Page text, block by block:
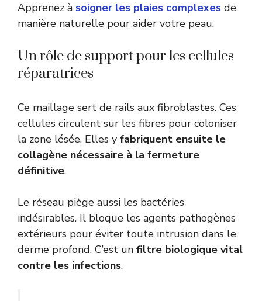
Apprenez à soigner les plaies complexes de
manière naturelle pour aider votre peau.
Un rôle de support pour les cellules
réparatrices
Ce maillage sert de rails aux fibroblastes. Ces
cellules circulent sur les fibres pour coloniser
la zone lésée. Elles y fabriquent ensuite le
collagène nécessaire à la fermeture
définitive.
Le réseau piège aussi les bactéries
indésirables. Il bloque les agents pathogènes
extérieurs pour éviter toute intrusion dans le
derme profond. C’est un filtre biologique vital
contre les infections.